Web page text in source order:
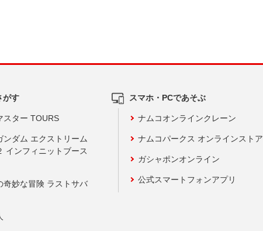
がす
スター TOURS
ンダム エクストリーム
インフィニットブース
奇妙な冒険 ラストサバ
スマホ・PCであそぶ
ナムコオンラインクレーン
ナムコパークス オンラインストア
ガシャポンオンライン
公式スマートフォンアプリ